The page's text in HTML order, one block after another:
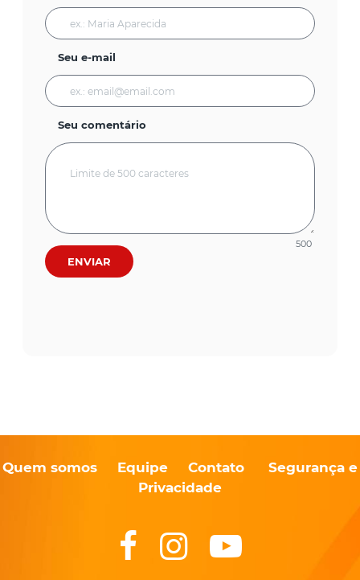
Seu e-mail
Seu comentário
500
ENVIAR
Quem somos Equipe Contato
Segurança e
Privacidade